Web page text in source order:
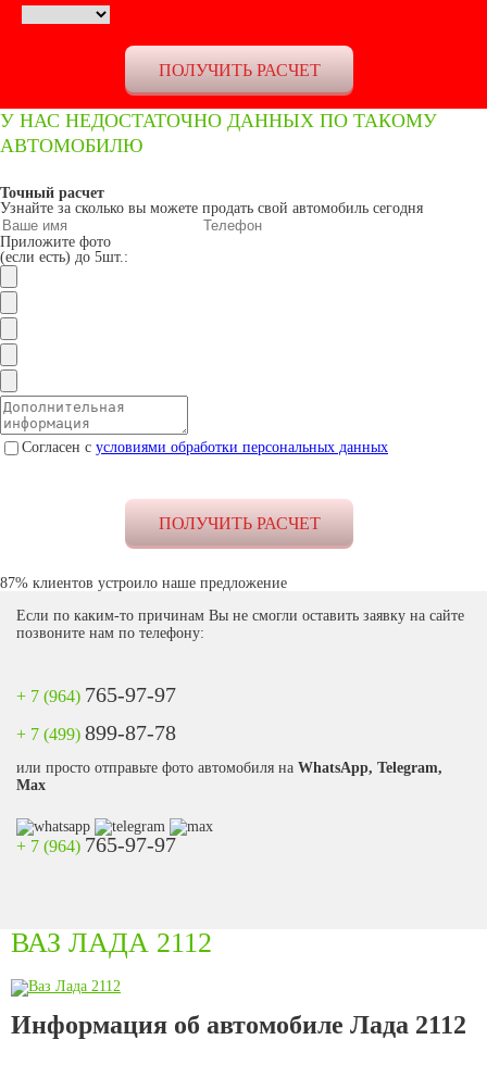
У НАС НЕДОСТАТОЧНО ДАННЫХ ПО ТАКОМУ
АВТОМОБИЛЮ
Точный расчет
Узнайте за сколько вы можете продать свой автомобиль сегодня
Приложите фото
(если есть) до 5шт.:
Согласен с условиями обработки персональных данных
87% клиентов устроило наше предложение
Если по каким-то причинам Вы не смогли оставить заявку на сайте
позвоните нам по телефону:
+ 7 (964) 765-97-97
+ 7 (499) 899-87-78
или просто отправьте фото автомобиля на WhatsApp, Telegram,
Max
+ 7 (964) 765-97-97
ВАЗ ЛАДА 2112
Информация об автомобиле Лада 2112